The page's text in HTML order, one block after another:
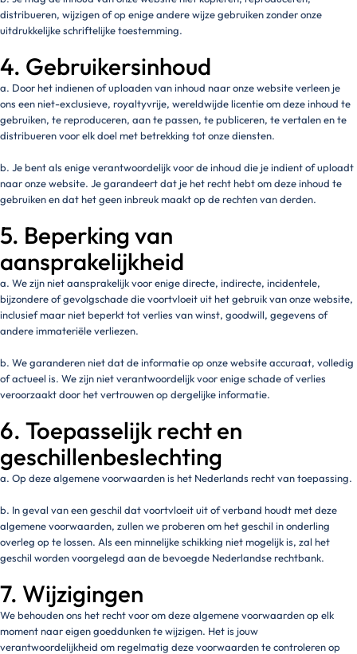
distribueren, wijzigen of op enige andere wijze gebruiken zonder onze
uitdrukkelijke schriftelijke toestemming.
4. Gebruikersinhoud
a. Door het indienen of uploaden van inhoud naar onze website verleen je
ons een niet-exclusieve, royaltyvrije, wereldwijde licentie om deze inhoud te
gebruiken, te reproduceren, aan te passen, te publiceren, te vertalen en te
distribueren voor elk doel met betrekking tot onze diensten.
b. Je bent als enige verantwoordelijk voor de inhoud die je indient of uploadt
naar onze website. Je garandeert dat je het recht hebt om deze inhoud te
gebruiken en dat het geen inbreuk maakt op de rechten van derden.
5. Beperking van
aansprakelijkheid
a. We zijn niet aansprakelijk voor enige directe, indirecte, incidentele,
bijzondere of gevolgschade die voortvloeit uit het gebruik van onze website,
inclusief maar niet beperkt tot verlies van winst, goodwill, gegevens of
andere immateriële verliezen.
b. We garanderen niet dat de informatie op onze website accuraat, volledig
of actueel is. We zijn niet verantwoordelijk voor enige schade of verlies
veroorzaakt door het vertrouwen op dergelijke informatie.
6. Toepasselijk recht en
geschillenbeslechting
a. Op deze algemene voorwaarden is het Nederlands recht van toepassing.
b. In geval van een geschil dat voortvloeit uit of verband houdt met deze
algemene voorwaarden, zullen we proberen om het geschil in onderling
overleg op te lossen. Als een minnelijke schikking niet mogelijk is, zal het
geschil worden voorgelegd aan de bevoegde Nederlandse rechtbank.
7. Wijzigingen
We behouden ons het recht voor om deze algemene voorwaarden op elk
moment naar eigen goeddunken te wijzigen. Het is jouw
verantwoordelijkheid om regelmatig deze voorwaarden te controleren op